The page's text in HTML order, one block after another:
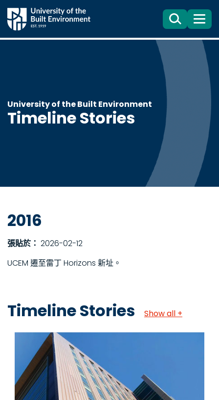
Search
目
錄
University of the Built Environment
Timeline Stories
2016
張貼於： 2026-02-12
UCEM 遷至雷丁 Horizons 新址。
Timeline Stories Show all +